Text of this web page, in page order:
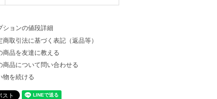
ションの値段詳細
商取引法に基づく表記（返品等）
商品を友達に教える
商品について問い合わせる
物を続ける